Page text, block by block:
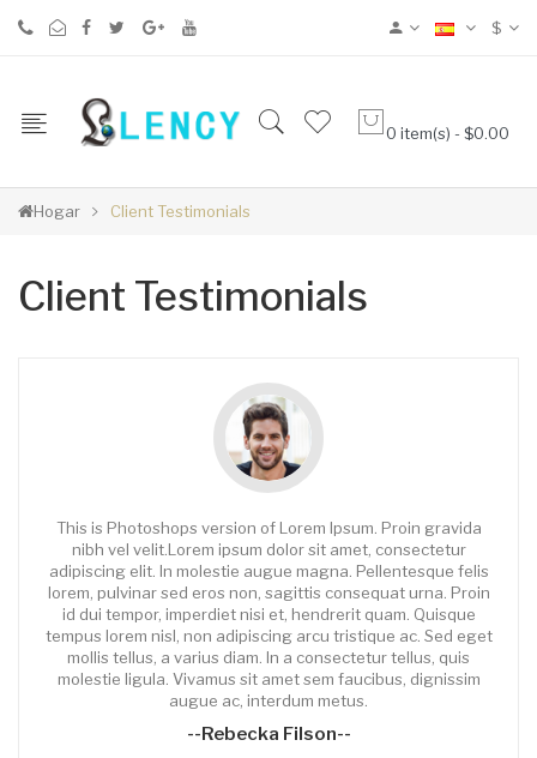
$
0 item(s) - $0.00
Hogar Client Testimonials
Client Testimonials
This is Photoshops version of Lorem Ipsum. Proin gravida
nibh vel velit.Lorem ipsum dolor sit amet, consectetur
adipiscing elit. In molestie augue magna. Pellentesque felis
lorem, pulvinar sed eros non, sagittis consequat urna. Proin
id dui tempor, imperdiet nisi et, hendrerit quam. Quisque
tempus lorem nisl, non adipiscing arcu tristique ac. Sed eget
mollis tellus, a varius diam. In a consectetur tellus, quis
molestie ligula. Vivamus sit amet sem faucibus, dignissim
augue ac, interdum metus.
--Rebecka Filson--